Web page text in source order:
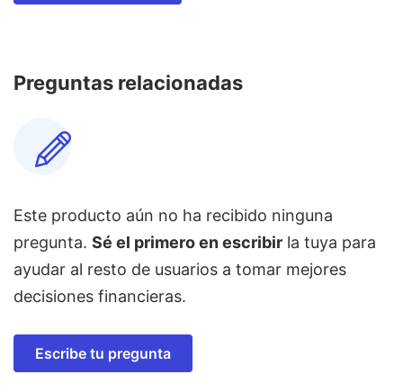
Preguntas relacionadas
Este producto aún no ha recibido ninguna
pregunta. Sé el primero en escribir la tuya para
ayudar al resto de usuarios a tomar mejores
decisiones financieras.
Escribe tu pregunta